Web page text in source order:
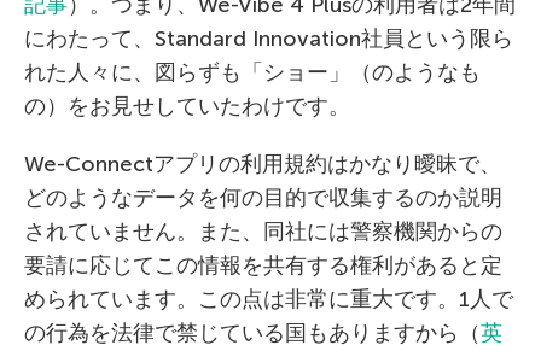
にわたって、Standard Innovation社員という限ら
れた人々に、図らずも「ショー」（のようなも
の）をお見せしていたわけです。
We-Connectアプリの利用規約はかなり曖昧で、
どのようなデータを何の目的で収集するのか説明
されていません。また、同社には警察機関からの
要請に応じてこの情報を共有する権利があると定
められています。この点は非常に重大です。1人で
の行為を法律で禁じている国もありますから（英